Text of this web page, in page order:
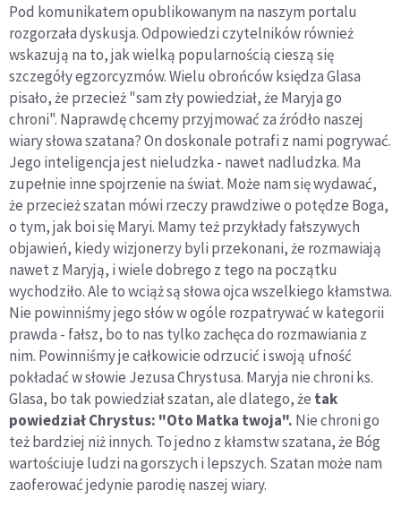
Pod komunikatem opublikowanym na naszym portalu
rozgorzała dyskusja. Odpowiedzi czytelników również
wskazują na to, jak wielką popularnością cieszą się
szczegóły egzorcyzmów. Wielu obrońców księdza Glasa
pisało, że przecież "sam zły powiedział, że Maryja go
chroni". Naprawdę chcemy przyjmować za źródło naszej
wiary słowa szatana? On doskonale potrafi z nami pogrywać.
Jego inteligencja jest nieludzka - nawet nadludzka. Ma
zupełnie inne spojrzenie na świat. Może nam się wydawać,
że przecież szatan mówi rzeczy prawdziwe o potędze Boga,
o tym, jak boi się Maryi. Mamy też przykłady fałszywych
objawień, kiedy wizjonerzy byli przekonani, że rozmawiają
nawet z Maryją, i wiele dobrego z tego na początku
wychodziło. Ale to wciąż są słowa ojca wszelkiego kłamstwa.
Nie powinniśmy jego słów w ogóle rozpatrywać w kategorii
prawda - fałsz, bo to nas tylko zachęca do rozmawiania z
nim. Powinniśmy je całkowicie odrzucić i swoją ufność
pokładać w słowie Jezusa Chrystusa. Maryja nie chroni ks.
Glasa, bo tak powiedział szatan, ale dlatego, że tak
powiedział Chrystus: "Oto Matka twoja". Nie chroni go
też bardziej niż innych. To jedno z kłamstw szatana, że Bóg
wartościuje ludzi na gorszych i lepszych. Szatan może nam
zaoferować jedynie parodię naszej wiary.